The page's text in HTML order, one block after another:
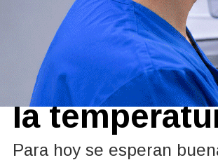
Sociedad
14/05/2026
Viernes
la
Para hoy se esperan